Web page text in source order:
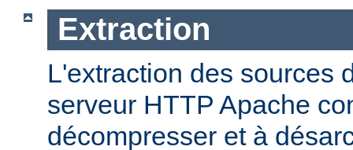
Extraction
L'extraction des sources
serveur HTTP Apache
décompresser et à